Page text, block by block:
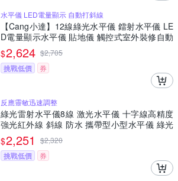
水平儀 LED電量顯示 自動打斜線
【Cang小達】12線綠光水平儀 鐳射水平儀 LE
D電量顯示水平儀 貼地儀 觸控式室外裝修自動
打斜線【品牌保障 售後無憂】-數顯中控屏款12
線綠光
$2,624 $2,705
挑戰低價
券
反應靈敏迅速調整
綠光雷射水平儀8線 激光水平儀 十字線高精度
強光紅外線 斜線 防水 攜帶型小型水平儀 綠光
雷射水平儀
$2,251 $2,320
挑戰低價
券